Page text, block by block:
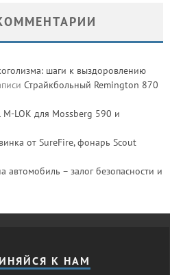
шаги к выздоровлению
Страйкбольный Remington 870
M-LOK для Mossberg 590 и
от SureFire, фонарь Scout
автомобиль – залог безопасности и
К НАМ